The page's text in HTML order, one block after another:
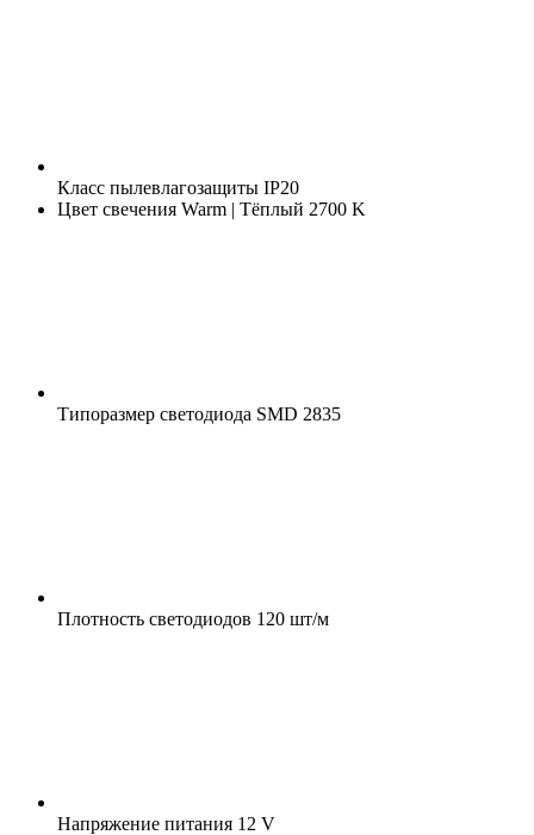
Класс пылевлагозащиты IP20
Цвет свечения Warm | Тёплый 2700 K
Типоразмер светодиода SMD 2835
Плотность светодиодов 120 шт/м
Напряжение питания 12 V